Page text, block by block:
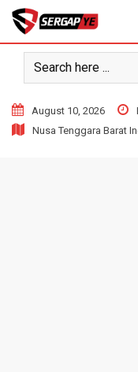
Skip
content
August 10, 2026
Nusa Tenggara Barat